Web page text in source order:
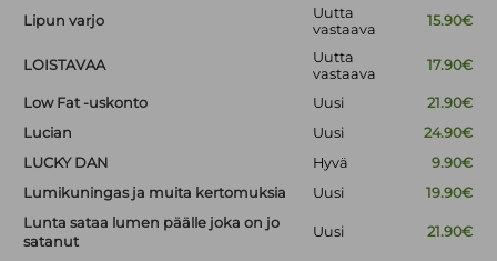
Lipun varjo
Uutta
vastaava
15.90€
LOISTAVAA
Uutta
vastaava
17.90€
Low Fat -uskonto Uusi
21.90€
Lucian
Uusi
24.90€
LUCKY DAN
Hyvä
9.90€
Lumikuningas ja muita kertomuksia
Uusi
19.90€
Lunta sataa lumen päälle joka on jo
satanut
Uusi 21.90€